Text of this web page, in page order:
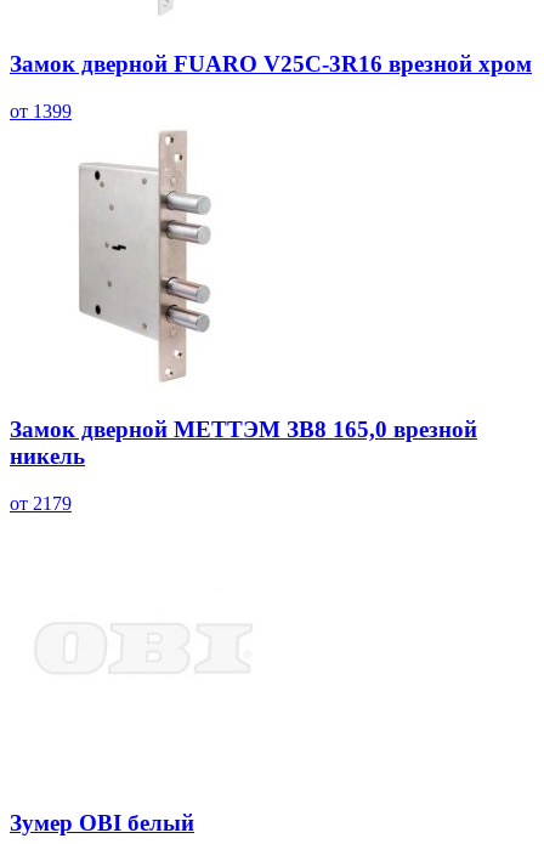
Замок дверной FUARO V25C-3R16 врезной хром
от 1399
Замок дверной МЕТТЭМ ЗВ8 165,0 врезной
никель
от 2179
Зумер OBI белый